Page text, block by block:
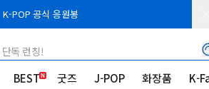
K-POP 공식 응원봉
독 런칭!
BEST 굿즈 J-POP 화장품 K-